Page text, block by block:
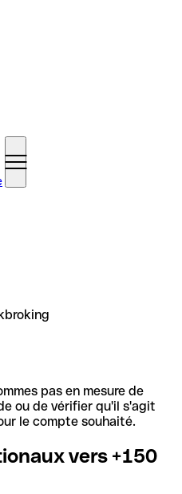
pas en mesure de
ou de vérifier qu'il s'agit
le compte souhaité.
vers +150